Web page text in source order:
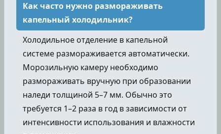
Как часто нужно размораживать
капельный холодильник?
Холодильное отделение в капельной
системе размораживается автоматически.
Морозильную камеру необходимо
размораживать вручную при образовании
наледи толщиной 5–7 мм. Обычно это
требуется 1–2 раза в год в зависимости от
интенсивности использования и влажности